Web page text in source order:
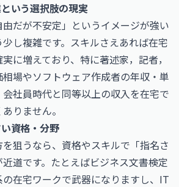
いう選択肢の現実
だが不安定」というイメージが強い
し複雑です。スキルさえあれば在宅
に増えており、特に著述家，記者，
場やソフトウェア作成者の年収・単
会社員時代と同等以上の収入を在宅で
りません。
資格・分野
狙うなら、資格やスキルで「指名さ
道です。たとえばビジネス文書検定
在宅ワークで武器になりますし、IT